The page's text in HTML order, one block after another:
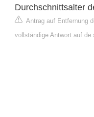
Durchschnittsalter
Antrag auf Entfernung
vollständige Antwort auf